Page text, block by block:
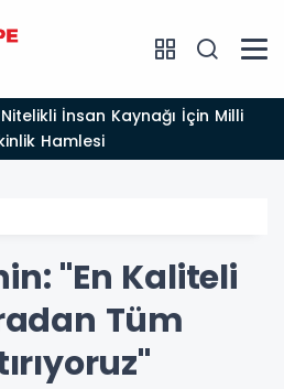
Hamlesi
"En Kaliteli
Tüm